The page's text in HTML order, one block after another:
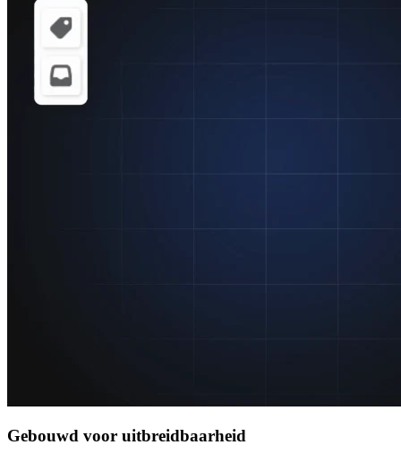
Gebouwd voor uitbreidbaarheid